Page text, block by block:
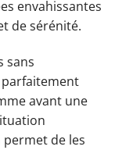
envahissantes
de sérénité.
sans
avant une
permet de les